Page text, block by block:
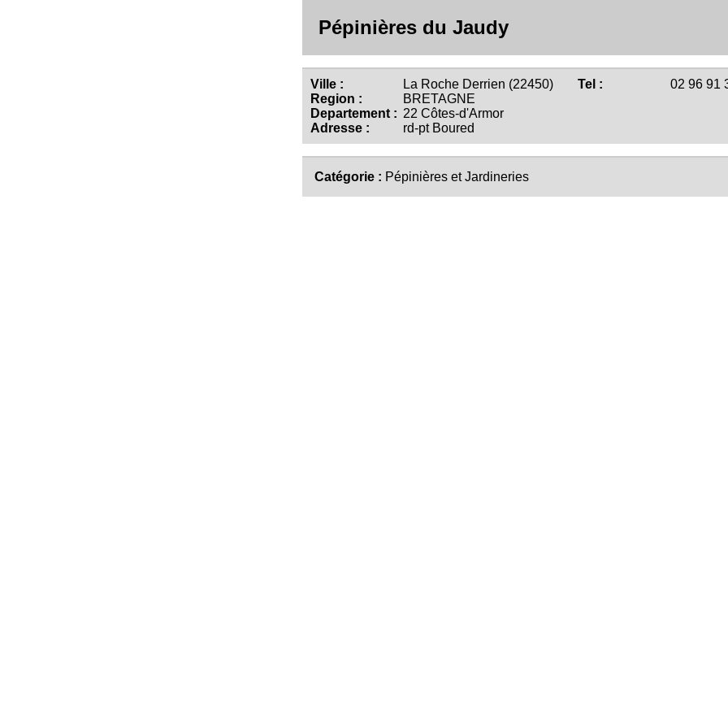
Pépinières du Jaudy
Ville :
La Roche Derrien (22450)
Region :
BRETAGNE
Departement : 22 Côtes-d'Armor
Adresse :
rd-pt Boured
Tel : 02 96 91
Catégorie : Pépinières et Jardineries